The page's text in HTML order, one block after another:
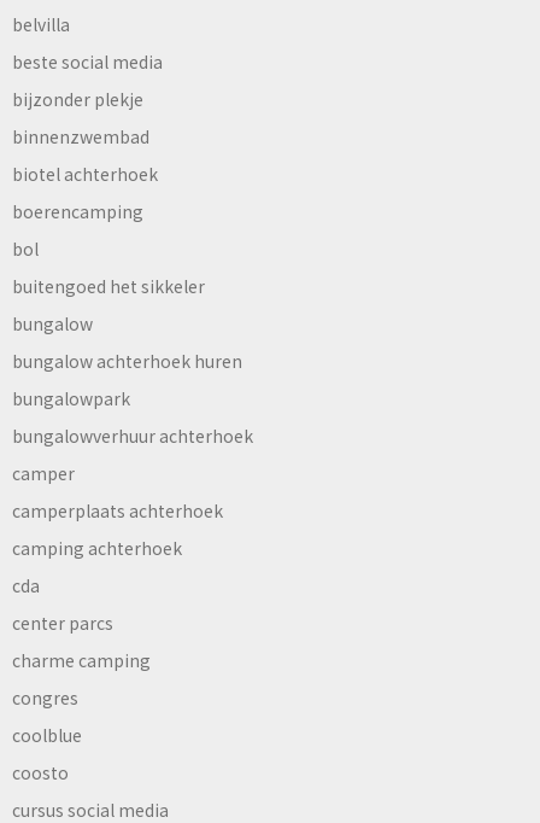
belvilla
beste social media
bijzonder plekje
binnenzwembad
biotel achterhoek
boerencamping
bol
buitengoed het sikkeler
bungalow
bungalow achterhoek huren
bungalowpark
bungalowverhuur achterhoek
camper
camperplaats achterhoek
camping achterhoek
cda
center parcs
charme camping
congres
coolblue
coosto
cursus social media